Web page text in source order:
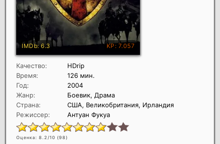
Качество:
HDrip
Время:
126 мин.
Год:
2004
Жанр:
Боевик, Драма
Страна:
США, Великобритания, Ирландия
Режиссер:
Антуан Фукуа
Оценка: 8.2/10 (98)